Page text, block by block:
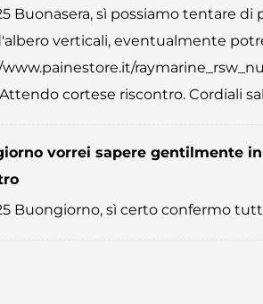
Buonasera, sì possiamo tentare
verticali, eventualmente
cortese riscontro. Cordiali
vorrei sapere gentilmente
Buongiorno, sì certo confermo